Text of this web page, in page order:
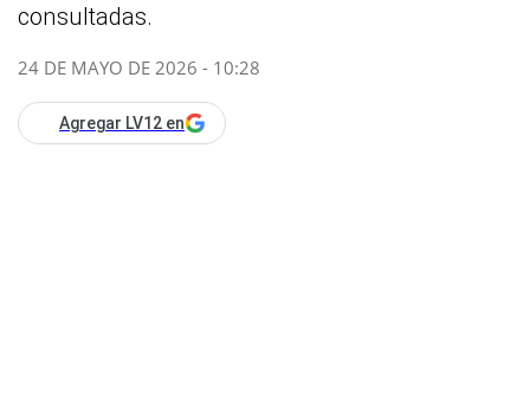
consultadas.
24 DE MAYO DE 2026 - 10:28
Agregar LV12 en